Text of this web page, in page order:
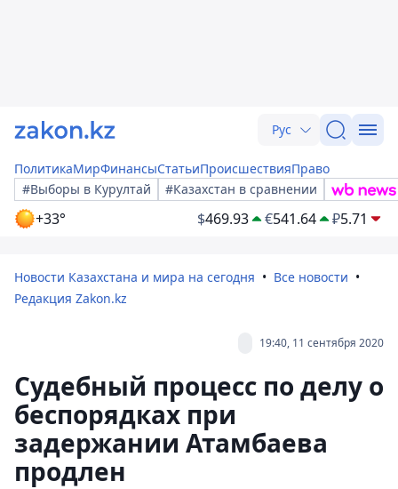
Рус
ПолитикаМирФинансыСтатьиПроисшествияПраво
#Выборы в Курултай
#Казахстан в сравнении
+33° $469.93 €541.64 ₽5.71
Новости Казахстана и мира на сегодня
Все новости
Редакция Zakon.kz
19:40, 11 сентября 2020
Судебный процесс по делу о
беспорядках при
задержании Атамбаева
продлен